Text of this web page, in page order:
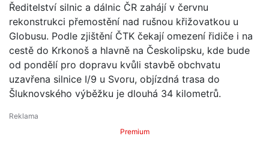
Ředitelství silnic a dálnic ČR zahájí v červnu
rekonstrukci přemostění nad rušnou křižovatkou u
Globusu. Podle zjištění ČTK čekají omezení řidiče i na
cestě do Krkonoš a hlavně na Českolipsku, kde bude
od pondělí pro dopravu kvůli stavbě obchvatu
uzavřena silnice I/9 u Svoru, objízdná trasa do
Šluknovského výběžku je dlouhá 34 kilometrů.
Premium